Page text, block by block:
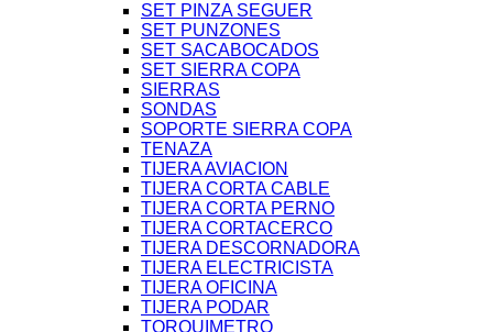
SET PINZA SEGUER
SET PUNZONES
SET SACABOCADOS
SET SIERRA COPA
SIERRAS
SONDAS
SOPORTE SIERRA COPA
TENAZA
TIJERA AVIACION
TIJERA CORTA CABLE
TIJERA CORTA PERNO
TIJERA CORTACERCO
TIJERA DESCORNADORA
TIJERA ELECTRICISTA
TIJERA OFICINA
TIJERA PODAR
TORQUIMETRO